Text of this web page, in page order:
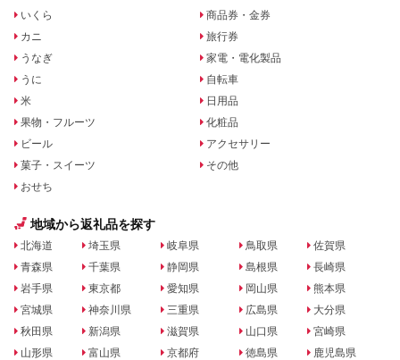
いくら
カニ
うなぎ
うに
米
果物・フルーツ
ビール
菓子・スイーツ
おせち
商品券・金券
旅行券
家電・電化製品
自転車
日用品
化粧品
アクセサリー
その他
地域から返礼品を探す
北海道
青森県
岩手県
宮城県
秋田県
山形県
埼玉県
千葉県
東京都
神奈川県
新潟県
富山県
岐阜県
静岡県
愛知県
三重県
滋賀県
京都府
鳥取県
島根県
岡山県
広島県
山口県
徳島県
佐賀県
長崎県
熊本県
大分県
宮崎県
鹿児島県